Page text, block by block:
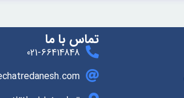
تماس با ما
021-66414848